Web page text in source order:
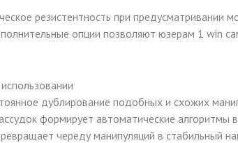
резистентность при предусматривании
опции позволяют юзерам 1 win
дублирование подобных и схожих
формирует автоматические алгоритмы
череду манипуляций в стабильный